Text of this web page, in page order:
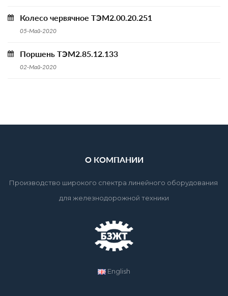
Колесо червячное ТЭМ2.00.20.251
05-Май-2020
Поршень ТЭМ2.85.12.133
02-Май-2020
О КОМПАНИИ
Производство широкого спектра линейного оборудования
для железнодорожной техники
English